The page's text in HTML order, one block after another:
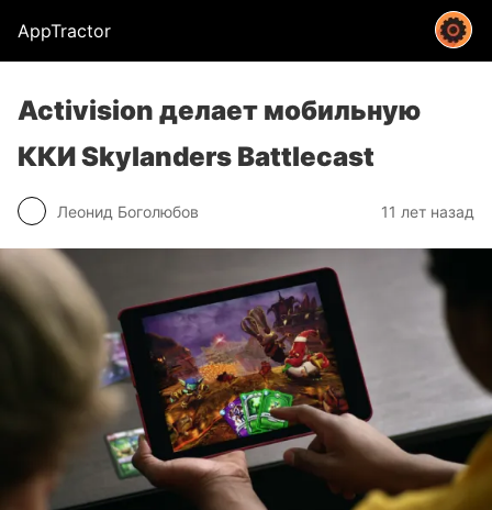
AppTractor
Activision делает мобильную
ККИ Skylanders Battlecast
Леонид Боголюбов 11 лет назад